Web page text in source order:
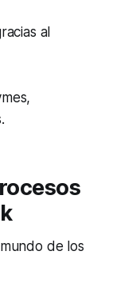
al
,
de los